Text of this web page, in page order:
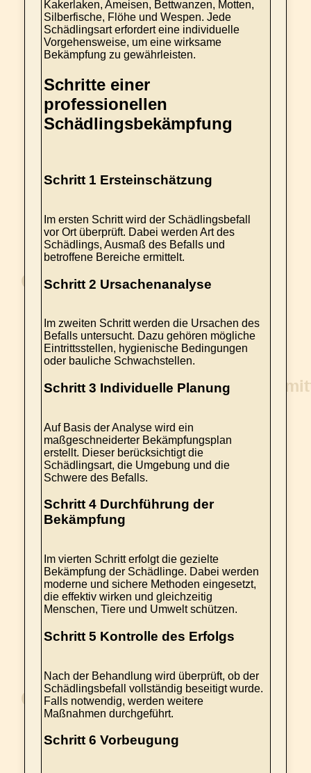
Kakerlaken, Ameisen, Bettwanzen, Motten,
Silberfische, Flöhe und Wespen. Jede
Schädlingsart erfordert eine individuelle
Vorgehensweise, um eine wirksame
Bekämpfung zu gewährleisten.
Schritte einer
professionellen
Schädlingsbekämpfung
Schritt 1 Ersteinschätzung
Im ersten Schritt wird der Schädlingsbefall
vor Ort überprüft. Dabei werden Art des
Schädlings, Ausmaß des Befalls und
betroffene Bereiche ermittelt.
Schritt 2 Ursachenanalyse
Im zweiten Schritt werden die Ursachen des
Befalls untersucht. Dazu gehören mögliche
Eintrittsstellen, hygienische Bedingungen
oder bauliche Schwachstellen.
Schritt 3 Individuelle Planung
Auf Basis der Analyse wird ein
maßgeschneiderter Bekämpfungsplan
erstellt. Dieser berücksichtigt die
Schädlingsart, die Umgebung und die
Schwere des Befalls.
Schritt 4 Durchführung der
Bekämpfung
Im vierten Schritt erfolgt die gezielte
Bekämpfung der Schädlinge. Dabei werden
moderne und sichere Methoden eingesetzt,
die effektiv wirken und gleichzeitig
Menschen, Tiere und Umwelt schützen.
Schritt 5 Kontrolle des Erfolgs
Nach der Behandlung wird überprüft, ob der
Schädlingsbefall vollständig beseitigt wurde.
Falls notwendig, werden weitere
Maßnahmen durchgeführt.
Schritt 6 Vorbeugung